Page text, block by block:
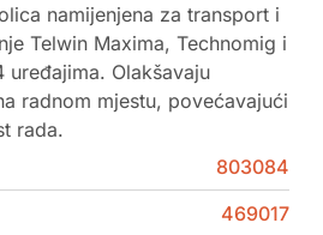
namijenjena za transport i
Telwin Maxima, Technomig i
Olakšavaju
radnom mjestu, povećavajući
rada.
803084
469017